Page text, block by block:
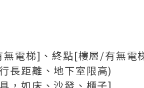
電梯]、終點[樓層/有無電
長距離、地下室限高)